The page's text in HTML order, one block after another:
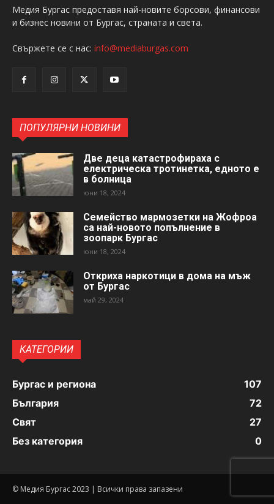
Медия Бургас предоставя най-новите борсови, финансови
и бизнес новини от Бургас, страната и света.
Свържете се с нас: info@mediaburgas.com
ПОПУЛЯРНИ НОВИНИ
Две деца катастрофираха с
електрическа тротинетка, едното е
в болница
юни 18, 2024
Семейство мармозетки на Жофроа
са най-новото попълнение в
зоопарк Бургас
юни 18, 2024
Откриха наркотици в дома на мъж
от Бургас
май 29, 2024
КАТЕГОРИИ
Бургас и региона
107
България
72
Свят
27
Без категория
0
© Медия Бургас 2023 | Всички права запазени